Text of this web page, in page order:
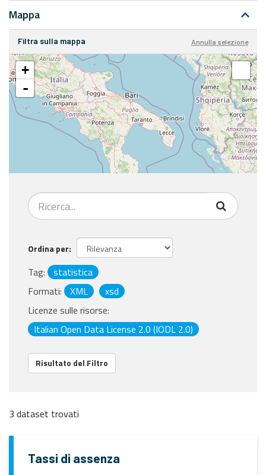
Mappa
Filtra sulla mappa Annulla selezione
+
-
Ordina per
Tag:
statistica
Formati:
XML
xsd
Licenze sulle risorse:
Italian Open Data License 2.0 (IODL 2.0)
Risultato del Filtro
3 dataset trovati
Tassi di assenza